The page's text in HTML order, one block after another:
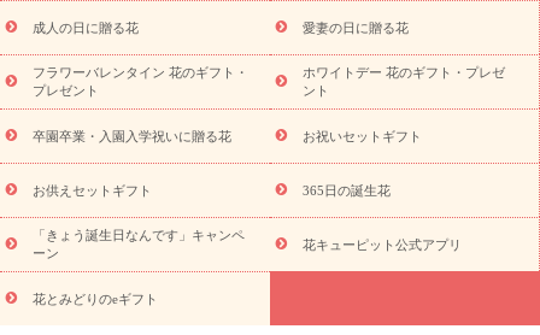
蘭・花鉢
ミディ胡蝶蘭・お祝い ミディ胡蝶蘭・お供え
の青色胡蝶蘭
観葉植物 観葉植物 産直多肉植物
プリザーブ
ドフラワー
お祝い お供え・お悔やみ 花とセットギフト
ミオーダー
プチギフト（hanamore -ハナモア-）
花とみどりの
eギフト
花キューピットのeGfit カラー ピンク
レンジ
レッド お花の種類 バラ ユリ トルコキキョウ
予
算から探す
お祝い お祝い・3000円～ お祝い・
お祝い・5000円～ お祝い・7000円～ お祝い・10000円～
お供え・お悔やみ
お供え・お悔やみ・3000円～
お供え・お
悔やみ・5000円～ お供え・お悔やみ・7000円～
お供え・お悔
やみ・10000円～
365日の誕生花カレンダー 開店・開業祝
成人の日に贈る花 愛妻の日に贈る花
フラワーバレンタイン 花のギフト・
プレゼント
ホワイトデー 花のギフト・プレゼ
ント
卒園卒業・入園入学祝いに贈る花 お祝いセットギフト
お供えセットギフト 365日の誕生花
「きょう誕生日なんです」キャンペ
ーン
花キューピット公式アプリ
花とみどりのeギフト